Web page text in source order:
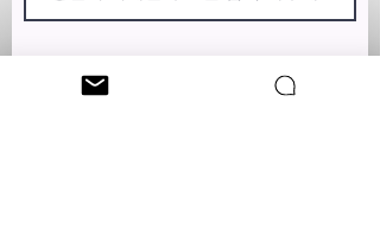
지면 우리는 고객에게 새로운 쌍을